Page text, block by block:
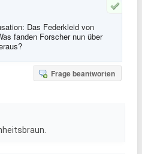
Das Federkleid von
fanden Forscher nun über
Frage beantworten